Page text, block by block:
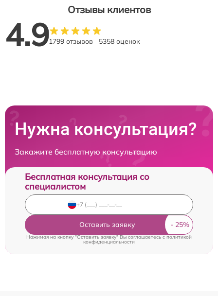
Отзывы клиентов
4.91799 отзывов 5358 оценок
Нужна консультация?
Закажите бесплатную консультацию
Бесплатная консультация со
специалистом
Оставить заявку
Нажимая на кнопку "Оставить заявку" Вы соглашаетесь cполитикой
конфиденциальности